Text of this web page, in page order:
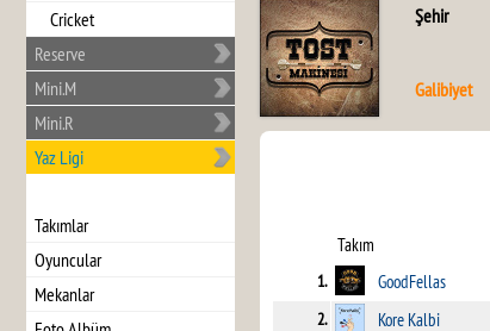
Cricket
Reserve
Mini.M
Mini.R
Yaz Ligi
Takımlar
Oyuncular
Mekanlar
Şehir
Galibiyet
Takım
1. GoodFellas
2.
Kore Kalbi